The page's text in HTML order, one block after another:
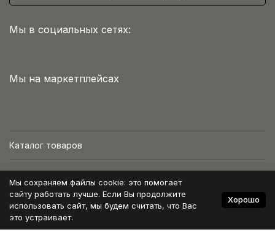
Мы в социальных сетях:
Мы на маркетплейсах
Каталог товаров
Интернет-магазин
Условия работы
Мы сохраняем файлы cookie: это помогает
сайту работать лучше. Если Вы продолжите
использовать сайт, мы будем считать, что Вас
это устраивает.
Хорошо